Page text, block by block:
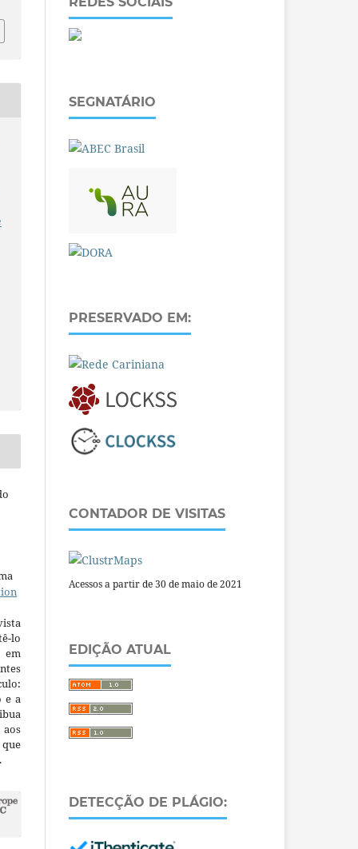
lo
em
e a
SEGNATÁRIO
PRESERVADO EM:
CONTADOR DE VISITAS
Acessos a partir de 30 de maio de 2021
EDIÇÃO ATUAL
DETECÇÃO DE PLÁGIO: